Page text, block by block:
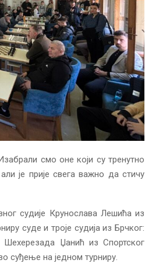
смо оне који су тренутно
је прије свега важно да стичу
судије Крунослава Лешића из
суде и троје судија из Брчког:
Шехерезада Џанић из Спортског
суђење на једном турниру.